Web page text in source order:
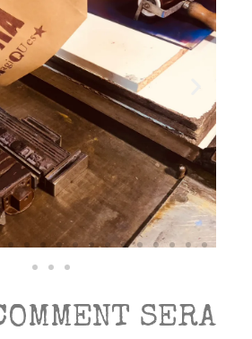
SERA